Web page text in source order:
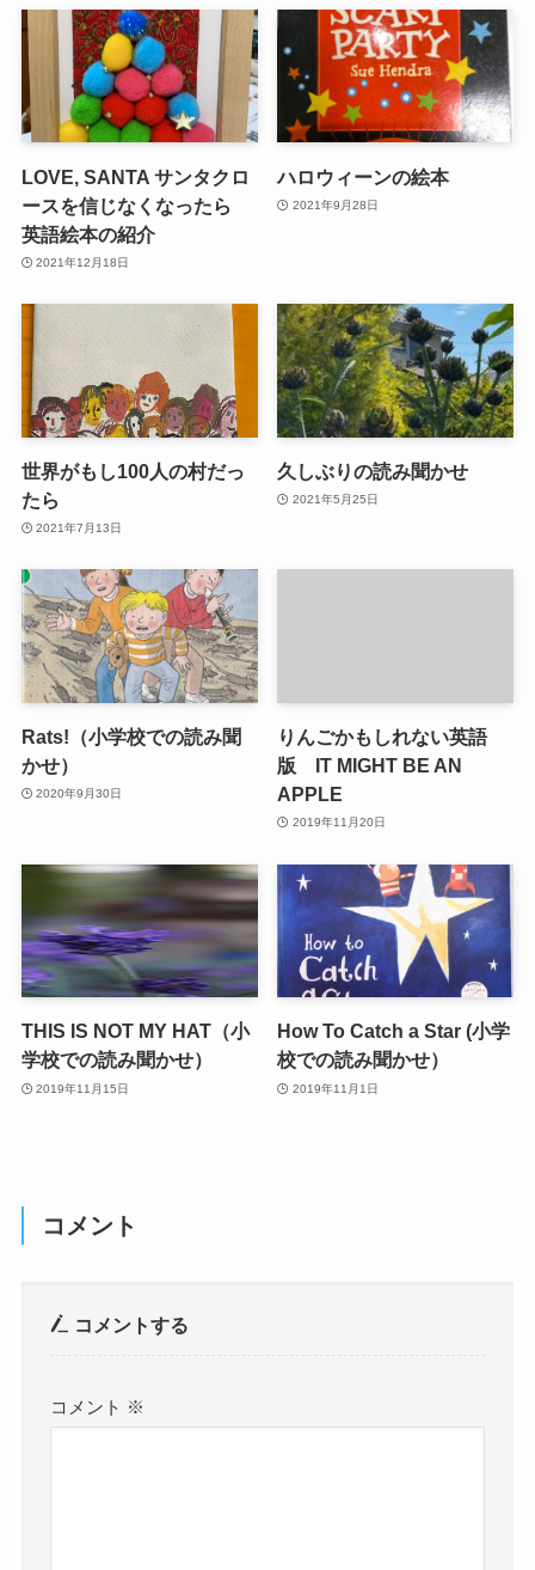
LOVE, SANTA サンタクロ
ースを信じなくなったら
英語絵本の紹介
2021年12月18日
ハロウィーンの絵本
2021年9月28日
世界がもし100人の村だっ
たら
2021年7月13日
久しぶりの読み聞かせ
2021年5月25日
Rats!（小学校での読み聞
かせ）
2020年9月30日
りんごかもしれない英語
版 IT MIGHT BE AN
APPLE
2019年11月20日
THIS IS NOT MY HAT（小
学校での読み聞かせ）
2019年11月15日
How To Catch a Star (小学
校での読み聞かせ）
2019年11月1日
コメント
コメントする
コメント ※